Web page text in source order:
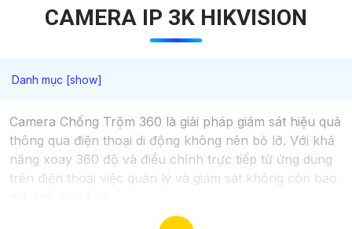
CAMERA IP 3K HIKVISION
Camera Chống Trộm 360 là giải pháp giám sát hiệu quả
thông qua điện thoại di động không nên bỏ lỡ. Với khả
năng xoay 360 độ và điều chỉnh trực tiếp từ ứng dụng
trên điện thoại việc quản lý và giám sát không còn bao
Ứng dụng camera wifi 360 chống trộm không chỉ dành